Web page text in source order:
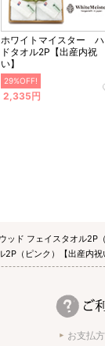
ホワイトマイスター
ドタオル2P【出産内祝
い】
29%OFF!
2,335円
ッド フェイスタオル2P
2P（ピンク）【出産内祝
お支払